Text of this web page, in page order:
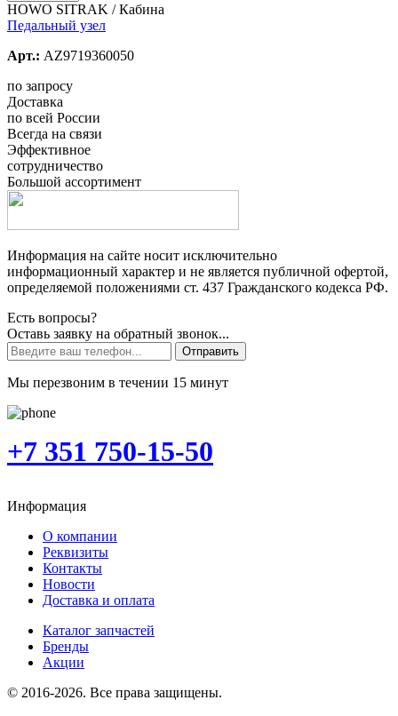
HOWO SITRAK / Кабина
Педальный узел
Арт.: AZ9719360050
по запросу
Доставка
по всей России
Всегда на связи
Эффективное
сотрудничество
Большой ассортимент
Информация на сайте носит исключительно
информационный характер и не является публичной офертой,
определяемой положениями ст. 437 Гражданского кодекса РФ.
Есть вопросы?
Оставь заявку на обратный звонок...
Отправить
Мы перезвоним в течении 15 минут
+7 351 750-15-50
Информация
О компании
Реквизиты
Контакты
Новости
Доставка и оплата
Каталог запчастей
Бренды
Акции
© 2016-2026. Все права защищены.